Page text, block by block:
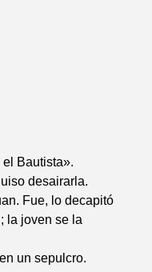
Bautista».
desairarla.
Fue, lo decapitó
la joven se la
un sepulcro.